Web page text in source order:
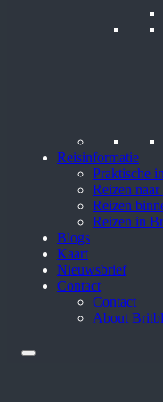
Reisinformatie
Praktische
Reizen
Reizen
Reizen in
Blogs
Kaart
Nieuwsbrief
Contact
Contact
About